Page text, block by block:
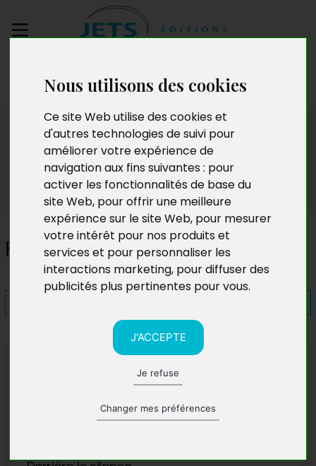
Nous utilisons des cookies
Ce site Web utilise des cookies et
d'autres technologies de suivi pour
améliorer votre expérience de
navigation aux fins suivantes : pour
activer les fonctionnalités de base du
site Web, pour offrir une meilleure
expérience sur le site Web, pour mesurer
votre intérêt pour nos produits et
services et pour personnaliser les
interactions marketing, pour diffuser des
publicités plus pertinentes pour vous.
J'ACCEPTE
Je refuse
Changer mes préférences
manuscrit
Presse
Pagailles
A lire également